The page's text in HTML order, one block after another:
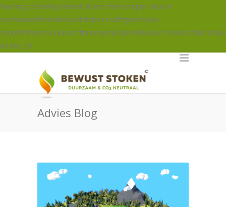
Warning: Creating default object from empty value in
/var/www/vhosts/bewuststoken.eu/httpdocs/wp-
content/themes/unicon/framework/admin/ReduxCore/inc/
on line 29
Advies Blog